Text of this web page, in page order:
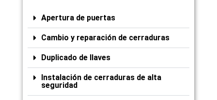
Apertura de puertas
Cambio y reparación de cerraduras
Duplicado de llaves
Instalación de cerraduras de alta
seguridad